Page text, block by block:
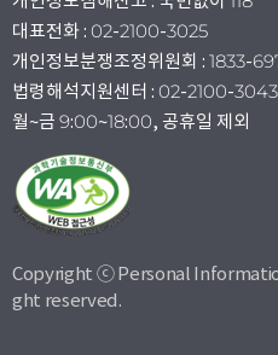
대표전화 : 02-2100-3025
개인정보분쟁조정위원회 : 1833-
법령해석지원센터 : 02-2100-3043
월~금 9:00~18:00, 공휴일 제외
Copyright ⓒ Personal
ght reserved.